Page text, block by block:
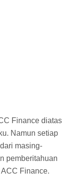
Finance diatas
Namun setiap
masing-
pemberitahuan
Finance.